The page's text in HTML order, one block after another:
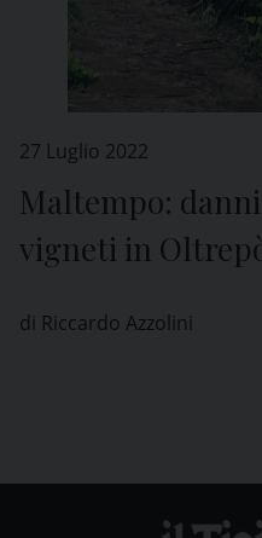
27 Luglio 2022
Maltempo:
vigneti in
di Riccardo Azzolini